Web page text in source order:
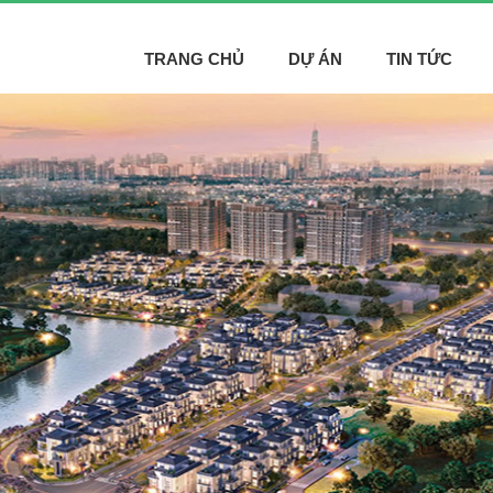
TRANG CHỦ DỰ ÁN TIN TỨC